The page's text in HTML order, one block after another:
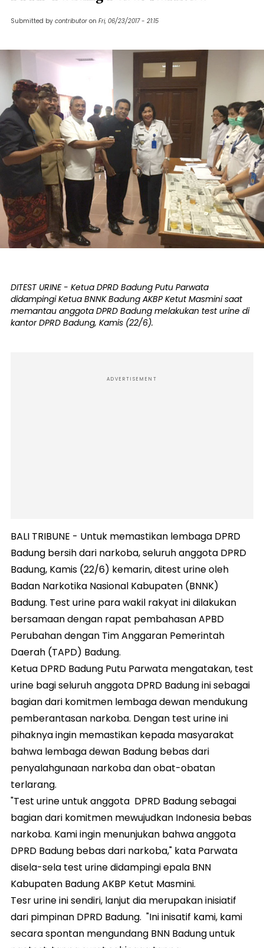
Submitted by contributor on Fri, 06/23/2017 - 21:15
DITEST URINE - Ketua DPRD Badung Putu Parwata
didampingi Ketua BNNK Badung AKBP Ketut Masmini saat
memantau anggota DPRD Badung melakukan test urine di
kantor DPRD Badung, Kamis (22/6).
ADVERTISEMENT
BALI TRIBUNE - Untuk memastikan lembaga DPRD
Badung bersih dari narkoba, seluruh anggota DPRD
Badung, Kamis (22/6) kemarin, ditest urine oleh
Badan Narkotika Nasional Kabupaten (BNNK)
Badung. Test urine para wakil rakyat ini dilakukan
bersamaan dengan rapat pembahasan APBD
Perubahan dengan Tim Anggaran Pemerintah
Daerah (TAPD) Badung.
Ketua DPRD Badung Putu Parwata mengatakan, test
urine bagi seluruh anggota DPRD Badung ini sebagai
bagian dari komitmen lembaga dewan mendukung
pemberantasan narkoba. Dengan test urine ini
pihaknya ingin memastikan kepada masyarakat
bahwa lembaga dewan Badung bebas dari
penyalahgunaan narkoba dan obat-obatan
terlarang.
"Test urine untuk anggota DPRD Badung sebagai
bagian dari komitmen mewujudkan Indonesia bebas
narkoba. Kami ingin menunjukan bahwa anggota
DPRD Badung bebas dari narkoba," kata Parwata
disela-sela test urine didampingi epala BNN
Kabupaten Badung AKBP Ketut Masmini.
Tesr urine ini sendiri, lanjut dia merupakan inisiatif
dari pimpinan DPRD Badung. "Ini inisatif kami, kami
secara spontan mengundang BNN Badung untuk